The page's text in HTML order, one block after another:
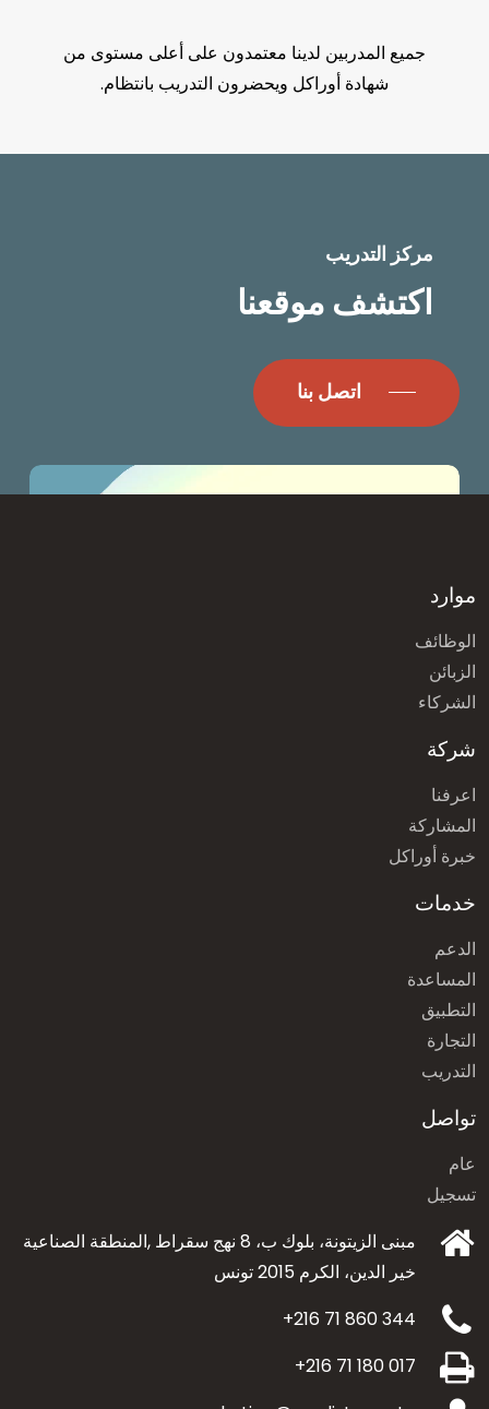
جميع المدربين لدينا معتمدون على أعلى مستوى من
شهادة أوراكل ويحضرون التدريب بانتظام.
مركز التدريب
اكتشف موقعنا
اتصل بنا
موارد
الوظائف
الزبائن
الشركاء
شركة
اعرفنا
المشاركة
خبرة أوراكل
خدمات
الدعم
المساعدة
التطبيق
التجارة
التدريب
تواصل
عام
تسجيل
مبنى الزيتونة، بلوك ب، 8 نهج سقراط ,المنطقة الصناعية
خير الدين، الكرم 2015 تونس
+216 71 860 344
+216 71 180 017